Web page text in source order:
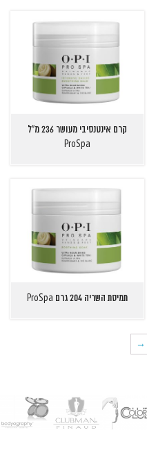
קרם אינטנסיבי מעושר 236 מ"ל
ProSpa
תמיסת השריה 204 גרם ProSpa
→